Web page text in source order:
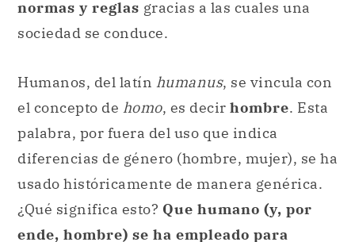
normas y reglas gracias a las cuales una
sociedad se conduce.
Humanos, del latín humanus, se vincula con
el concepto de homo, es decir hombre. Esta
palabra, por fuera del uso que indica
diferencias de género (hombre, mujer), se ha
usado históricamente de manera genérica.
¿Qué significa esto? Que humano (y, por
ende, hombre) se ha empleado para